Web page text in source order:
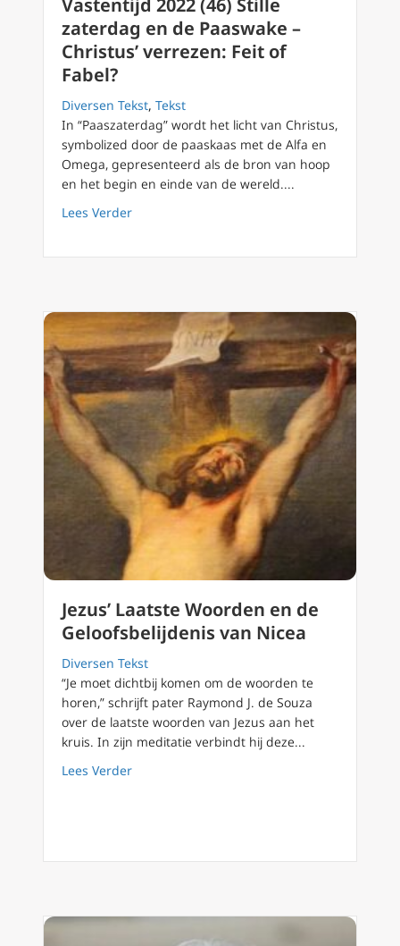
Vastentijd 2022 (46) Stille
zaterdag en de Paaswake –
Christus’ verrezen: Feit of
Fabel?
Diversen Tekst, Tekst
In “Paaszaterdag” wordt het licht van Christus,
symbolized door de paaskaas met de Alfa en
Omega, gepresenteerd als de bron van hoop
en het begin en einde van de wereld....
Lees Verderabout Vastentijd 2022 (46) Stille zaterdag en
Jezus’ Laatste Woorden en de
Geloofsbelijdenis van Nicea
Diversen Tekst
“Je moet dichtbij komen om de woorden te
horen,” schrijft pater Raymond J. de Souza
over de laatste woorden van Jezus aan het
kruis. In zijn meditatie verbindt hij deze...
Lees Verderabout Jezus’ Laatste Woorden en de